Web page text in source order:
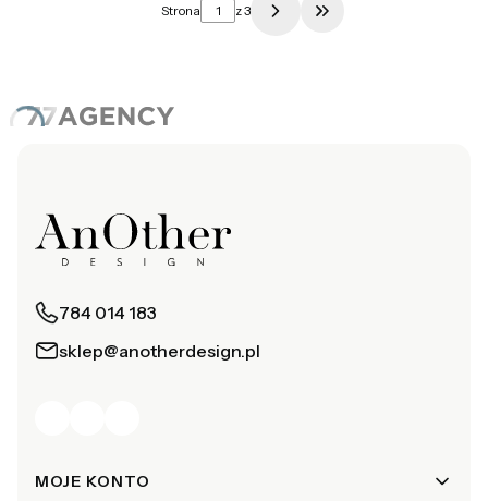
Strona z 3 Przejdź do ostatniej
784 014 183
sklep@anotherdesign.pl
Linki w stopce
MOJE KONTO